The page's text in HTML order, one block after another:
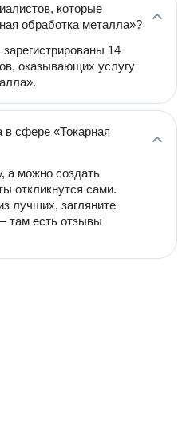
которые
обработка металла»?
14
оказывающих услугу
в сфере «Токарная
а можно создать
откликнутся сами.
лучших, загляните
там есть отзывы